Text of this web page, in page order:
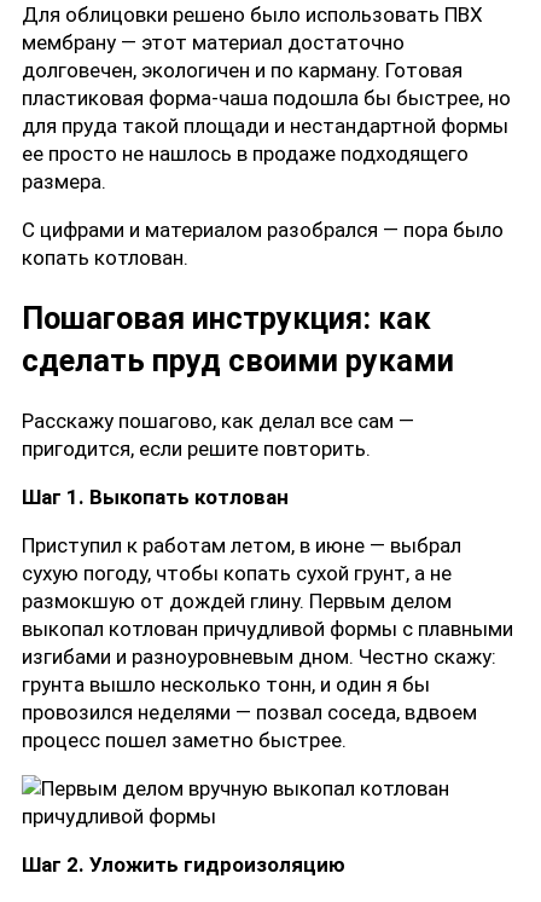
Для облицовки решено было использовать ПВХ
мембрану — этот материал достаточно
долговечен, экологичен и по карману. Готовая
пластиковая форма-чаша подошла бы быстрее, но
для пруда такой площади и нестандартной формы
ее просто не нашлось в продаже подходящего
размера.
С цифрами и материалом разобрался — пора было
копать котлован.
Пошаговая инструкция: как
сделать пруд своими руками
Расскажу пошагово, как делал все сам —
пригодится, если решите повторить.
Шаг 1. Выкопать котлован
Приступил к работам летом, в июне — выбрал
сухую погоду, чтобы копать сухой грунт, а не
размокшую от дождей глину. Первым делом
выкопал котлован причудливой формы с плавными
изгибами и разноуровневым дном. Честно скажу:
грунта вышло несколько тонн, и один я бы
провозился неделями — позвал соседа, вдвоем
процесс пошел заметно быстрее.
Шаг 2. Уложить гидроизоляцию